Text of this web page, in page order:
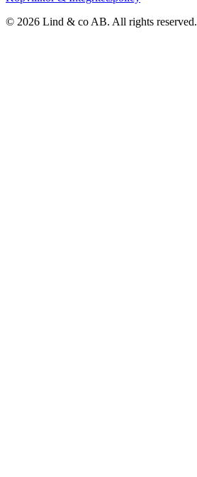
© 2026 Lind & co AB. All rights reserved.